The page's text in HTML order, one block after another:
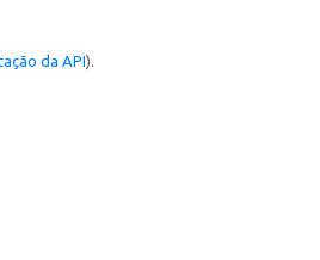
da API).